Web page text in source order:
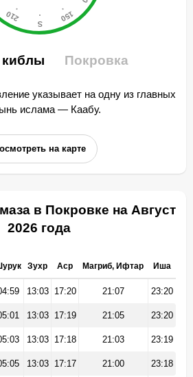
киблы Покровка
указывает на одну из главных
ислама — Каабу.
на карте
в Покровке на Август
2026 года
Зухр Аср Магриб, Ифтар Иша
13:03 17:20 21:07 23:20
13:03 17:19 21:05 23:20
13:03 17:18 21:03 23:19
13:03 17:17 21:00 23:18